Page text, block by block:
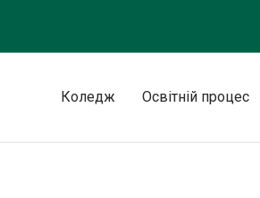
Коледж Освітній процес